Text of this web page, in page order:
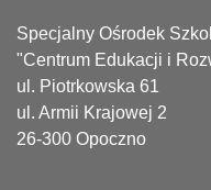
Specjalny Ośrodek
"Centrum Edukacji i
ul. Piotrkowska 61
ul. Armii Krajowej 2
26-300 Opoczno